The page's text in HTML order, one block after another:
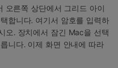
오른쪽 상단에서 그리드 아이
합니다. 여기서 암호를 입력하
오. 장치에서 잠긴 Mac을 선택
니다. 이제 화면 안내에 따라